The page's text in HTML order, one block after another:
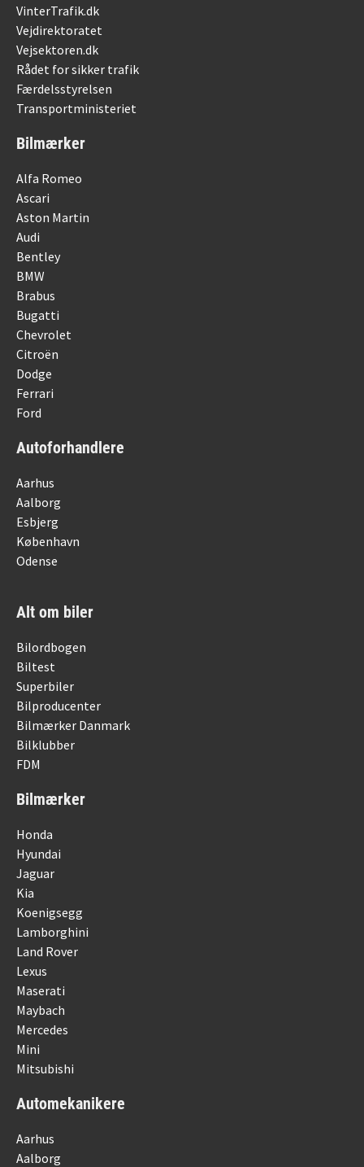
VinterTrafik.dk
Vejdirektoratet
Vejsektoren.dk
Rådet for sikker trafik
Færdelsstyrelsen
Transportministeriet
Bilmærker
Alfa Romeo
Ascari
Aston Martin
Audi
Bentley
BMW
Brabus
Bugatti
Chevrolet
Citroën
Dodge
Ferrari
Ford
Autoforhandlere
Aarhus
Aalborg
Esbjerg
København
Odense
Alt om biler
Bilordbogen
Biltest
Superbiler
Bilproducenter
Bilmærker Danmark
Bilklubber
FDM
Bilmærker
Honda
Hyundai
Jaguar
Kia
Koenigsegg
Lamborghini
Land Rover
Lexus
Maserati
Maybach
Mercedes
Mini
Mitsubishi
Automekanikere
Aarhus
Aalborg